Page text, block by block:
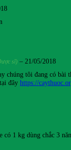
sĩ) – 21/05/2018
chúng tôi đang có bài
đây https://
có 1 kg dùng chắc 3